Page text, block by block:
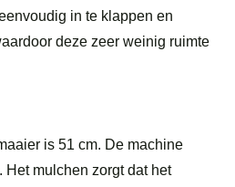
in te klappen en
deze zeer weinig ruimte
is 51 cm. De machine
Het mulchen zorgt dat het